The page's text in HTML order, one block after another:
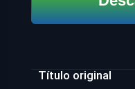
Título original